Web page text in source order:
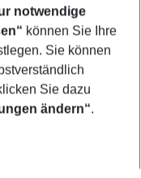
notwendige
können Sie Ihre
Sie können
Sie dazu
ändern“.